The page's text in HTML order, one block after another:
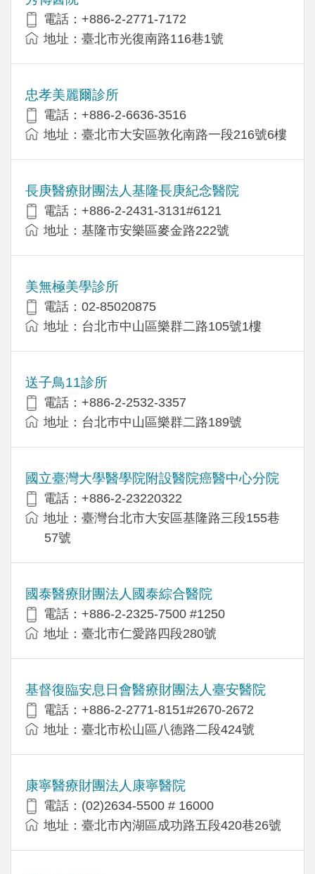
電話：+886-2-2771-7172
地址：臺北市光復南路116巷1號
忠孝美麗爾診所
電話：+886-2-6636-3516
地址：臺北市大安區敦化南路一段216號6樓
長庚醫療財團法人基隆長庚紀念醫院
電話：+886-2-2431-3131#6121
地址：基隆市安樂區麥金路222號
美無極美學診所
電話：02-85020875
地址：台北市中山區樂群二路105號1樓
送子鳥11診所
電話：+886-2-2532-3357
地址：台北巿中山區樂群二路189號
國立臺灣大學醫學院附設醫院癌醫中心分院
電話：+886-2-23220322
地址：臺灣台北市大安區基隆路三段155巷
57號
國泰醫療財團法人國泰綜合醫院
電話：+886-2-2325-7500 #1250
地址：臺北市仁愛路四段280號
基督復臨安息日會醫療財團法人臺安醫院
電話：+886-2-2771-8151#2670-2672
地址：臺北市松山區八德路二段424號
康寧醫療財團法人康寧醫院
電話：(02)2634-5500 # 16000
地址：臺北市內湖區成功路五段420巷26號